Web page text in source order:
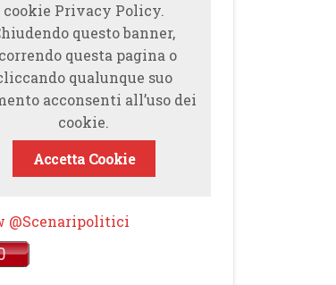
cookie Privacy Policy.
questo banner,
questa pagina o
qualunque suo
acconsenti all’uso dei
cookie.
Accetta Cookie
@Scenaripolitici